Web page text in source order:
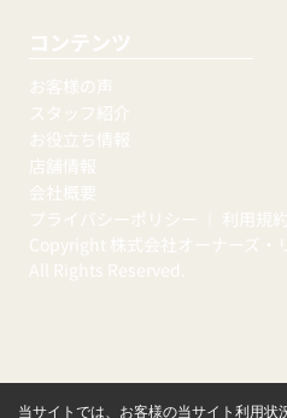
コンテンツ
お客様の声
スタッフ紹介
お役立ち情報
店舗情報
会社概要
プライバシーポリシー
利用規約
Copyright 株式会社オーナーズ・
All Rights Reserved.
当サイトでは、お客様の当サイト利用状